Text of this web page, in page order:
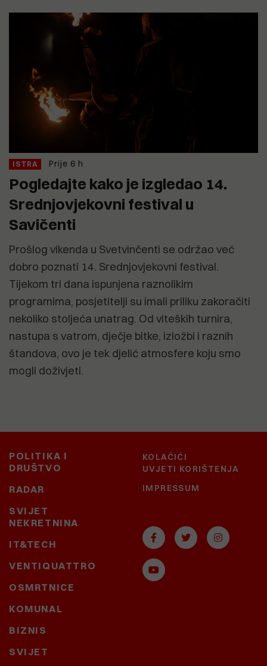
ISTRA Prije 6 h
Pogledajte kako je izgledao 14.
Srednjovjekovni festival u
Savičenti
Prošlog vikenda u Svetvinčenti se održao već
dobro poznati 14. Srednjovjekovni festival.
Tijekom tri dana ispunjena raznolikim
programima, posjetitelji su imali priliku zakoračiti
nekoliko stoljeća unatrag. Od viteških turnira,
nastupa s vatrom, dječje bitke, izložbi i raznih
štandova, ovo je tek djelić atmosfere koju smo
mogli doživjeti.
POLITIKA I
DRUŠTVO
RADAR
SVIJET
NEKRETNINA
IT&TECH
VENTIQUATTRO
OSMRTNICE
KOMUNAL
BIZNIS
SVIJET
KOLAČIĆI
UVJETI KORIŠTENJA
IMPRESSUM